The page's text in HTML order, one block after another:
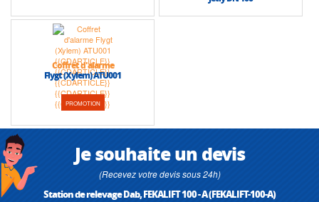
PROMOTION
Coffret d'alarme
Flygt (Xylem) ATU001
Je souhaite un devis
(Recevez votre devis sous 24h)
Station de relevage Dab, FEKALIFT 100 - A (FEKALIFT-100-A)